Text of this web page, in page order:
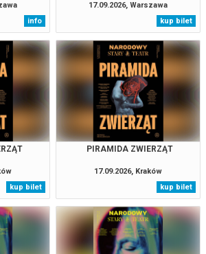
info
17.09.2026, Warszawa
kup bilet
kup bilet
PIRAMIDA ZWIERZĄT
17.09.2026, Kraków
kup bilet